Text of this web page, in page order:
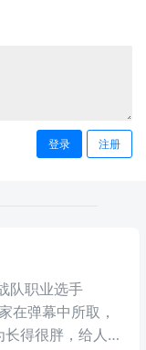
登录 注册
队职业选手
在弹幕中所取，
得很胖，给人圆